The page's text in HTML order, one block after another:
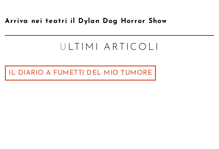
Arriva nei teatri il Dylan Dog Horror Show
ULTIMI ARTICOLI
IL DIARIO A FUMETTI DEL MIO TUMORE